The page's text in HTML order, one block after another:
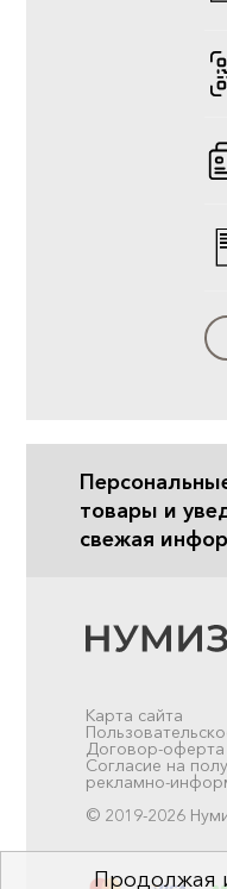
товары и
свежая
Карта сайта
Договор-оферта
Согласие на
рекламно-
© 2019-2026
Продолжая